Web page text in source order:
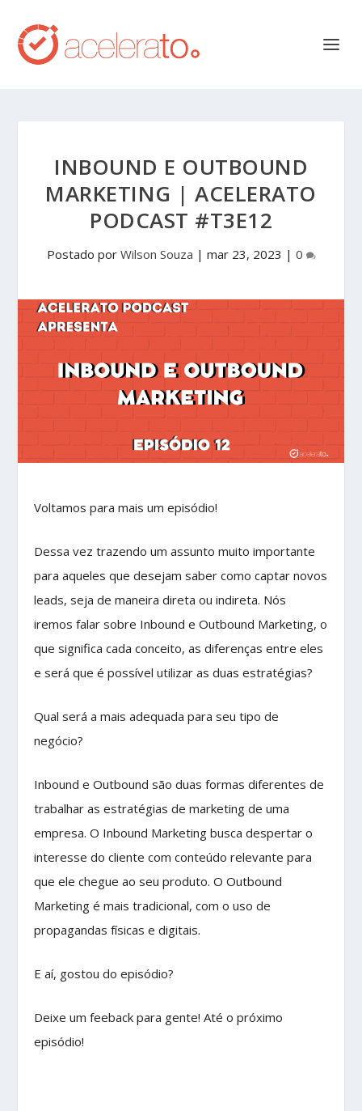
INBOUND E OUTBOUND
MARKETING | ACELERATO
PODCAST #T3E12
Postado por Wilson Souza | mar 23, 2023 | 0
Voltamos para mais um episódio!
Dessa vez trazendo um assunto muito importante
para aqueles que desejam saber como captar novos
leads, seja de maneira direta ou indireta. Nós
iremos falar sobre Inbound e Outbound Marketing, o
que significa cada conceito, as diferenças entre eles
e será que é possível utilizar as duas estratégias?
Qual será a mais adequada para seu tipo de
negócio?
Inbound e Outbound são duas formas diferentes de
trabalhar as estratégias de marketing de uma
empresa. O Inbound Marketing busca despertar o
interesse do cliente com conteúdo relevante para
que ele chegue ao seu produto. O Outbound
Marketing é mais tradicional, com o uso de
propagandas físicas e digitais.
E aí, gostou do episódio?
Deixe um feeback para gente! Até o próximo
episódio!